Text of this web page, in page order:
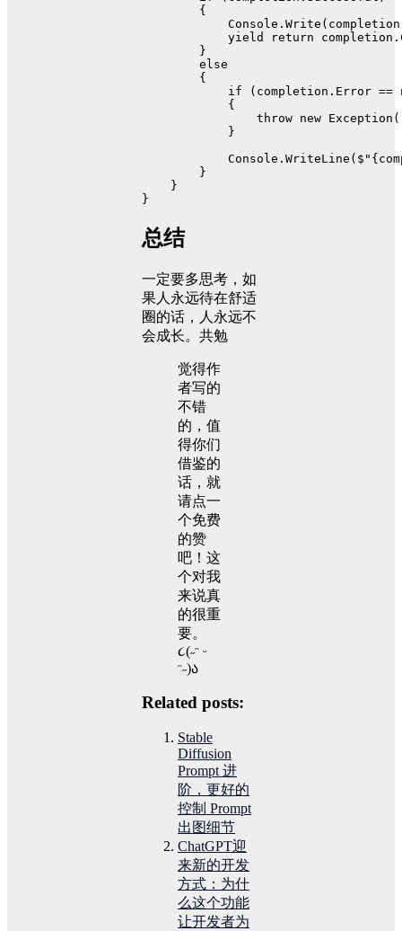
        {
yield
return
        }
else
        {
if (completion.Error ==
            {
throw new Exception(
            }
            Console.WriteLine(
$"
        }
    }
}
总结
一定要多思考，如
果人永远待在舒适
圈的话，人永远不
会成长。共勉
觉得作
者写的
不错
的，值
得你们
借鉴的
话，就
请点一
个免费
的赞
吧！这
个对我
来说真
的很重
要。
૮(˶ᵔ ᵕ
ᵔ˶)ა
Related posts:
Stable
Diffusion
Prompt 进
阶，更好的
控制 Prompt
出图细节
ChatGPT迎
来新的开发
方式：为什
么这个功能
让开发者为